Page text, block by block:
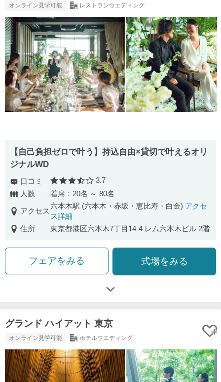
オンライン見学可能 レストランウエディング
【自己負担ゼロで叶う】持込自由×貸切で叶えるオリ
ジナルWD
口コミ 口コミ評価
3.7
人数
着席：20名 ～ 80名
アクセス
六本木駅 (六本木・赤坂・恵比寿・白金) アクセ
ス詳細
住所
東京都港区六本木7丁目14-4 レム六本木ビル 2階
フェアをみる 式場をみる
グランド ハイアット 東京
オンライン見学可能 ホテルウエディング